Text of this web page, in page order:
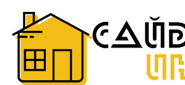
контенту